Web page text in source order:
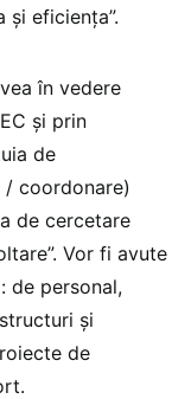
eficiența”.
în vedere
și prin
de
coordonare)
de cercetare
Vor fi avute
de personal,
și
de